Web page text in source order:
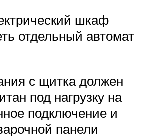
шкаф
отдельный автомат
с щитка должен
под нагрузку на
подключение и
панели